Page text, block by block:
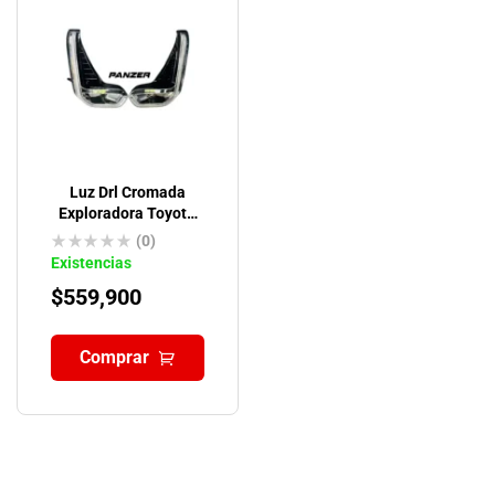
Luz Drl Cromada
Exploradora Toyota
Hilux Revo
(0)
Existencias
$559,900
Comprar